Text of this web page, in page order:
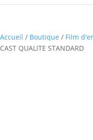
Accueil / Boutique / Film
CAST QUALITE STANDARD